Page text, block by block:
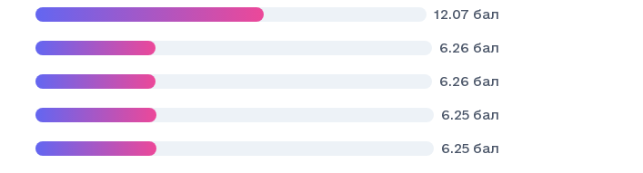
12.07 бал
6.26 бал
6.26 бал
6.25 бал
6.25 бал